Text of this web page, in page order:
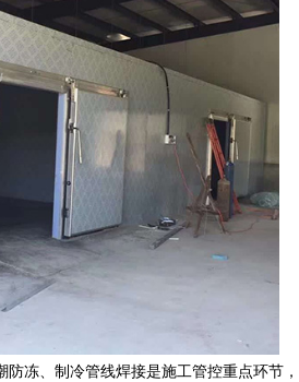
冻、制冷管线焊接是施工管控重点环节，